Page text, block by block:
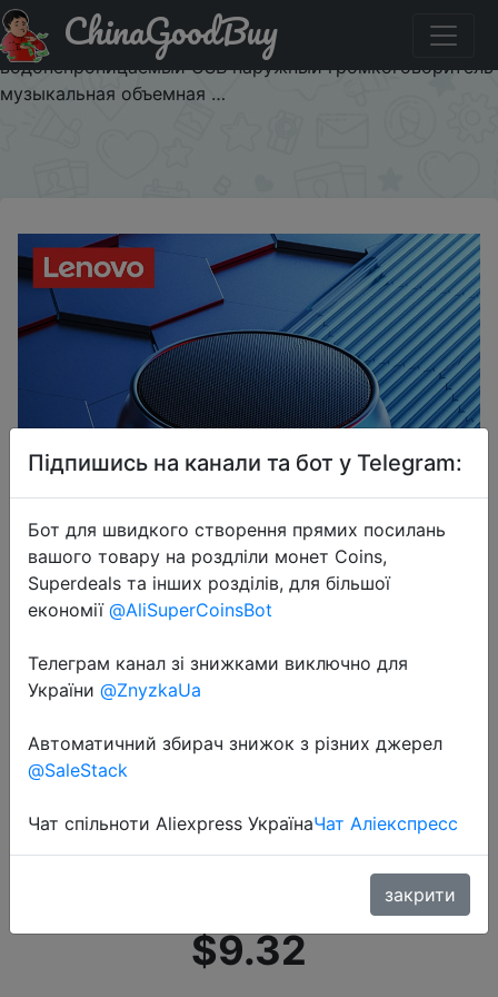
Акція на 100% Оригинальный Портативный Hifi
Bluetooth беспроводной динамик Lenovo K3
водонепроницаемый USB наружный громкоговоритель
музыкальная объемная …
ChinaGoodBuy
2022-07-21
100% Оригинальный Портативный
Hifi Bluetooth беспроводной
динамик Lenovo K3
наружный громкоговоритель
$9.32
Підпишись на канали та бот у Telegram:
Бот для швидкого створення прямих посилань
вашого товару на роздліли монет Coins,
Superdeals та інших розділів, для більшої
економії @AliSuperCoinsBot
Телеграм канал зі знижками виключно для
України @ZnyzkaUa
Автоматичний збирач знижок з різних джерел
@SaleStack
Чат спільноти Aliexpress УкраїнаЧат Аліекспресс
закрити